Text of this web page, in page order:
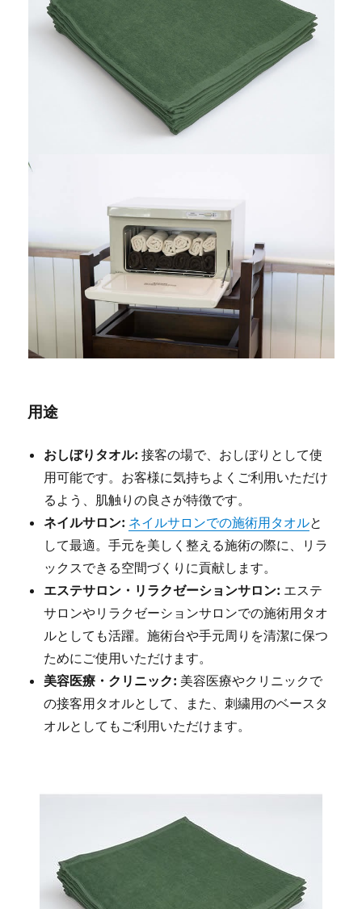
用途
おしぼりタオル: 接客の場で、おしぼりとして使
用可能です。お客様に気持ちよくご利用いただけ
るよう、肌触りの良さが特徴です。
ネイルサロン: ネイルサロンでの施術用タオルと
して最適。手元を美しく整える施術の際に、リラ
ックスできる空間づくりに貢献します。
エステサロン・リラクゼーションサロン: エステ
サロンやリラクゼーションサロンでの施術用タオ
ルとしても活躍。施術台や手元周りを清潔に保つ
ためにご使用いただけます。
美容医療・クリニック: 美容医療やクリニックで
の接客用タオルとして、また、刺繍用のベースタ
オルとしてもご利用いただけます。